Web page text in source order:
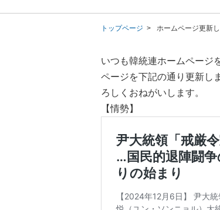
トップページ ホームページ更新
いつも韓統連ホームページ
ページを下記の通り更新し
ろしくおねがいします。
【情勢】